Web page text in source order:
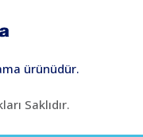
ürünüdür.
Saklıdır.